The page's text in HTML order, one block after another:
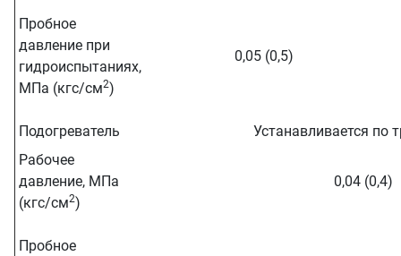
Пробное
давление при
гидроиспытаниях,
МПа (кгс/см2)
0,05 (0,5)
Подогреватель
Устанавливается по
Рабочее
давление, МПа
(кгс/см2)
0,04 (0,4)
Пробное